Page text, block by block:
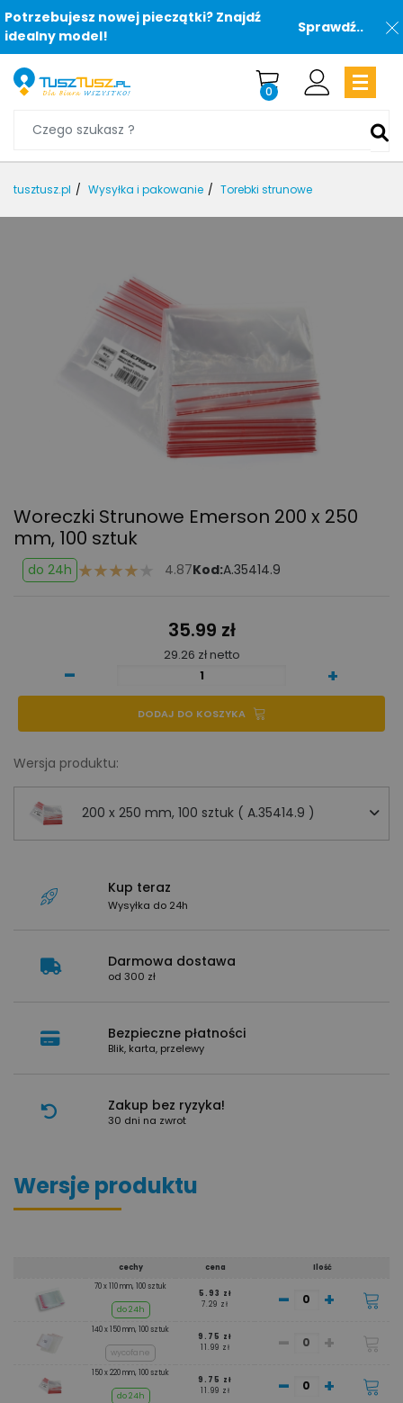
Potrzebujesz nowej pieczątki? Znajdź
idealny model!
Sprawdź..
0
tusztusz.pl Wysyłka i pakowanie Torebki strunowe
Woreczki Strunowe Emerson 200 x 250
mm, 100 sztuk
do 24h 4.87Kod:A.35414.9
35.99 zł
29.26 zł netto
- +
DODAJ DO KOSZYKA
Wersja produktu:
200 x 250 mm, 100 sztuk ( A.35414.9 )
Kup teraz
Wysyłka do 24h
Darmowa dostawa
od 300 zł
Bezpieczne płatności
Blik, karta, przelewy
Zakup bez ryzyka!
30 dni na zwrot
Wersje produktu
cechy cena
Ilość
70 x 110 mm, 100 sztuk
do 24h
5.93 zł
7.29 zł
- +
140 x 150 mm, 100 sztuk
wycofane
9.75 zł
11.99 zł
- +
150 x 220 mm, 100 sztuk
do 24h
9.75 zł
11.99 zł
- +